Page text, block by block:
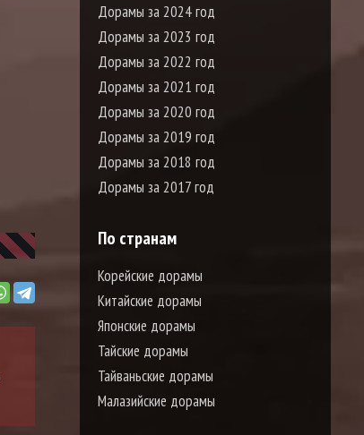
Дорамы за 2024 год
Дорамы за 2023 год
Дорамы за 2022 год
Дорамы за 2021 год
Дорамы за 2020 год
Дорамы за 2019 год
Дорамы за 2018 год
Дорамы за 2017 год
По странам
Корейские дорамы
Китайские дорамы
Японские дорамы
Тайские дорамы
Тайваньские дорамы
Малазийские дорамы